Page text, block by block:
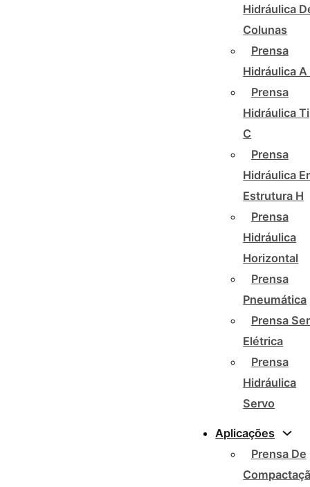
Hidráulica
Colunas
Prensa
Hidráulica A
Prensa
Hidráulica
C
Prensa
Hidráulica
Estrutura H
Prensa
Hidráulica
Horizontal
Prensa
Pneumática
Prensa
Elétrica
Prensa
Hidráulica
Servo
Aplicações
Prensa De